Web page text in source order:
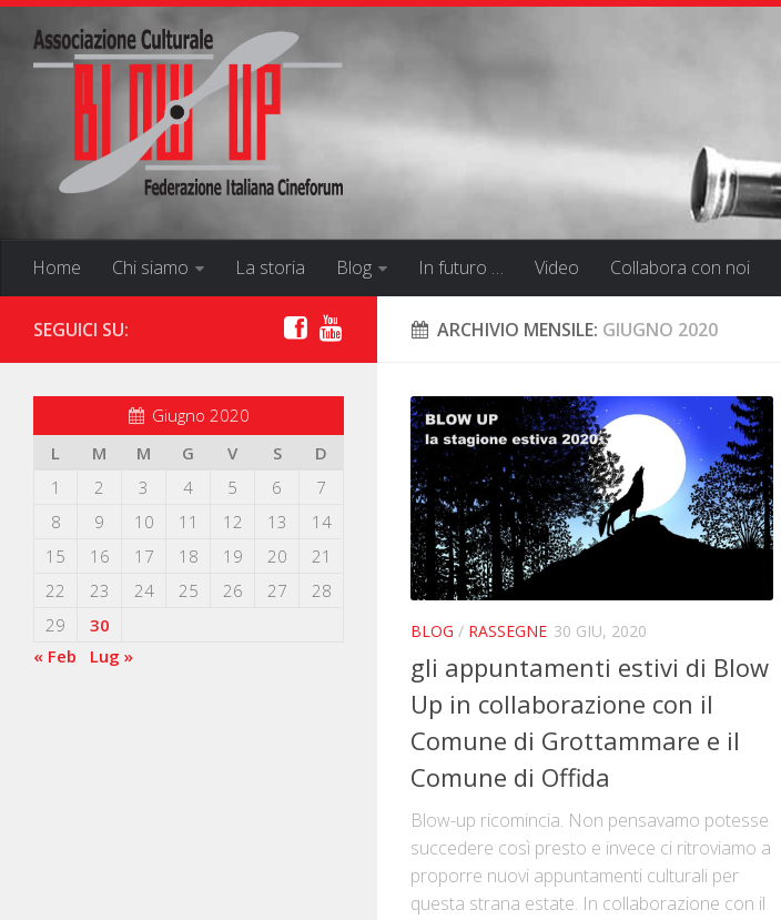
Home Chi siamo La storia Blog In futuro … Video Collabora con noi
ARCHIVIO MENSILE: GIUGNO 2020
BLOG / RASSEGNE 30 GIU, 2020
gli appuntamenti estivi di Blow
Up in collaborazione con il
Comune di Grottammare e il
Comune di Offida
Blow-up ricomincia. Non pensavamo potesse
succedere così presto e invece ci ritroviamo a
proporre nuovi appuntamenti culturali per
questa strana estate. In collaborazione con il
SEGUICI SU:
Giugno 2020
L
M M G V S
D
1
2 3 4 5 6
7
8
9 10 11 12 13
14
15
16 17 18 19 20
21
22
23 24 25 26 27
28
29
30
« Feb
Lug »